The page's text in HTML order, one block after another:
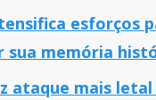
esforços
sua memória
ataque mais